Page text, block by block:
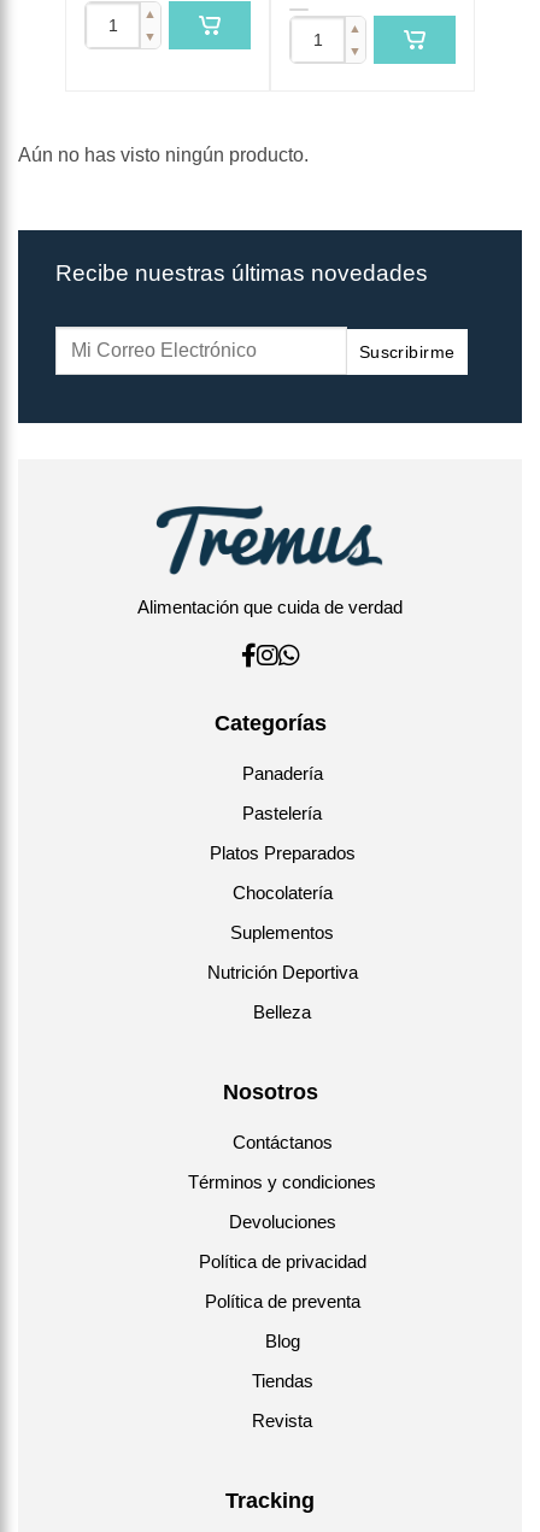
▲
▼
▲
▼
Aún no has visto ningún producto.
Recibe nuestras últimas novedades
Suscribirme
Alimentación que cuida de verdad
Categorías
Panadería
Pastelería
Platos Preparados
Chocolatería
Suplementos
Nutrición Deportiva
Belleza
Nosotros
Contáctanos
Términos y condiciones
Devoluciones
Política de privacidad
Política de preventa
Blog
Tiendas
Revista
Tracking